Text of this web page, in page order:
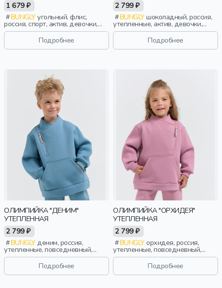
1 679 ₽
BUNGLYугольный, флис,
россия, спорт, актив, девочки,
школьники, подростки, дети
Подробнее
2 799 ₽
BUNGLYшоколадный, россия,
утепленные, актив, девочки,
малыши, дошкольники, дети
Подробнее
ОЛИМПИЙКА "ДЕНИМ"
УТЕПЛЕННАЯ
2 799 ₽
BUNGLYденим, россия,
утепленные, повседневный,
мальчики, малыши, дошкольники,
Подробнее
ОЛИМПИЙКА "ОРХИДЕЯ"
УТЕПЛЕННАЯ
2 799 ₽
BUNGLYорхидея, россия,
утепленные, повседневный,
девочки, малыши, дошкольники,
Подробнее